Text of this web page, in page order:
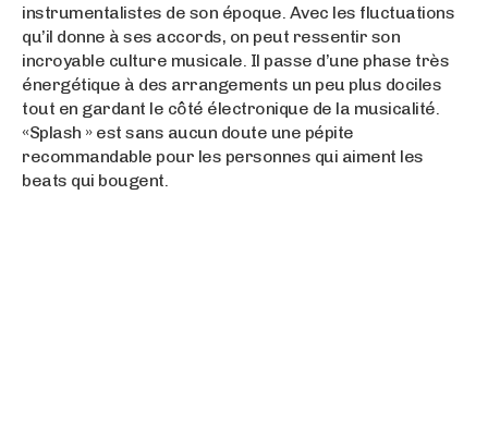
instrumentalistes de son époque. Avec les fluctuations
qu’il donne à ses accords, on peut ressentir son
incroyable culture musicale. Il passe d’une phase très
énergétique à des arrangements un peu plus dociles
tout en gardant le côté électronique de la musicalité.
«Splash » est sans aucun doute une pépite
recommandable pour les personnes qui aiment les
beats qui bougent.